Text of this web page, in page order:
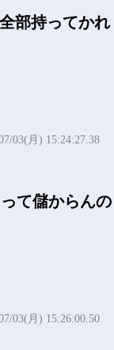
部持ってかれ
03(月) 15:24:27.38
て儲からんの
03(月) 15:26:00.50